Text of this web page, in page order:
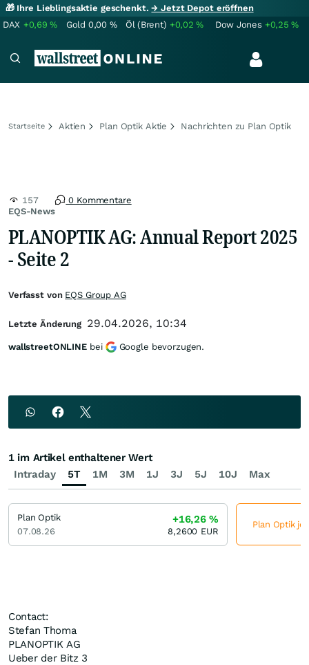
🎁 Ihre Lieblingsaktie geschenkt.→ Jetzt Depot eröffnen
DAX +0,69% Gold 0,00 % Öl (Brent) +0,02% Dow Jones +0,25%
Startseite Aktien Plan Optik Aktie Nachrichten zu Plan Optik
EQS-News
157 0 Kommentare
PLANOPTIK AG: Annual Report 2025
- Seite 2
Contact:
Stefan Thoma
PLANOPTIK AG
Ueber der Bitz 3
Verfasst von EQS Group AG
Letzte Änderung 29.04.2026, 10:34
wallstreetONLINE bei Google bevorzugen.
Intraday 5T 1M 3M 1J 3J 5J 10J Max
1 im Artikel enthaltener Wert
Plan Optik
07.08.26
+16,26%
8,2600 EUR
Plan Optik